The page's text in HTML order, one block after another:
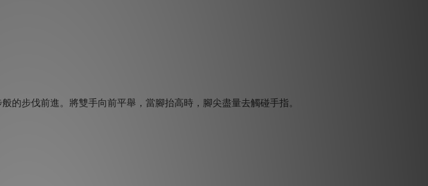
的步伐前進。將雙手向前平舉，當腳抬高時，腳尖盡量去觸碰手指。